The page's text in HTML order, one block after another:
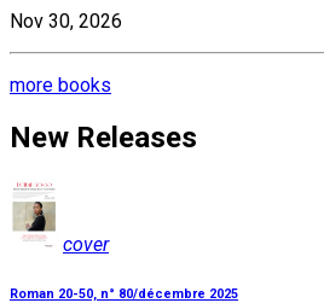
Nov 30, 2026
more books
New Releases
cover
Roman 20-50, n° 80/décembre 2025